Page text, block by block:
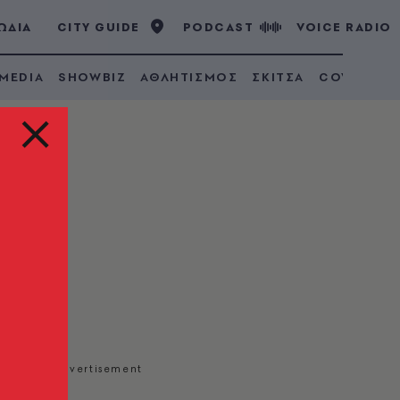
CITY GUIDE PODCAST VOICE RADIO
SHOWBIZ ΑΘΛΗΤΙΣΜΟΣ ΣΚΙΤΣΑ COVID 19